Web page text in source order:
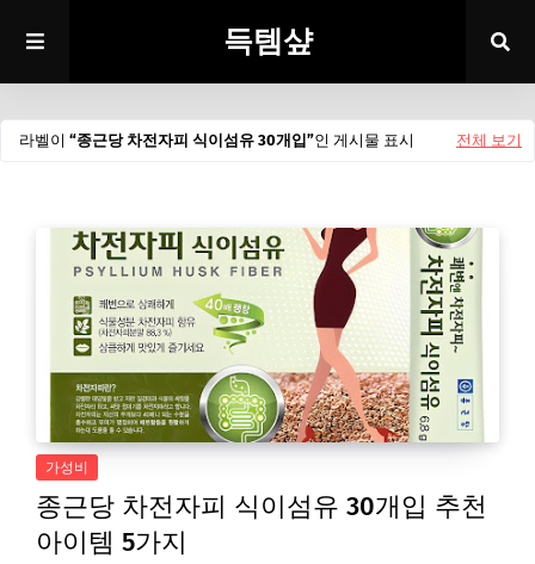
득템샾
라벨이 종근당 차전자피 식이섬유 30개입 인 게시물 표시 전체 보기
가성비
종근당 차전자피 식이섬유 30개입 추천
아이템 5가지